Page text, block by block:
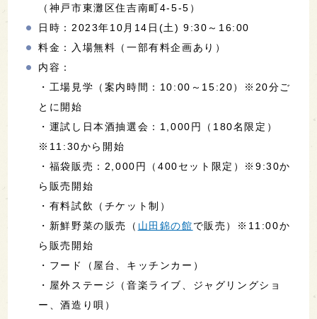
（神戸市東灘区住吉南町4-5-5）
日時：2023年10月14日(土) 9:30～16:00
料金：入場無料（一部有料企画あり）
内容：
・工場見学（案内時間：10:00～15:20）※20分ご
とに開始
・運試し日本酒抽選会：1,000円（180名限定）
※11:30から開始
・福袋販売：2,000円（400セット限定）※9:30か
ら販売開始
・有料試飲（チケット制）
・新鮮野菜の販売（ 山田錦の館で販売）※11:00か
ら販売開始
・フード（屋台、キッチンカー）
・屋外ステージ（音楽ライブ、ジャグリングショ
ー、酒造り唄）